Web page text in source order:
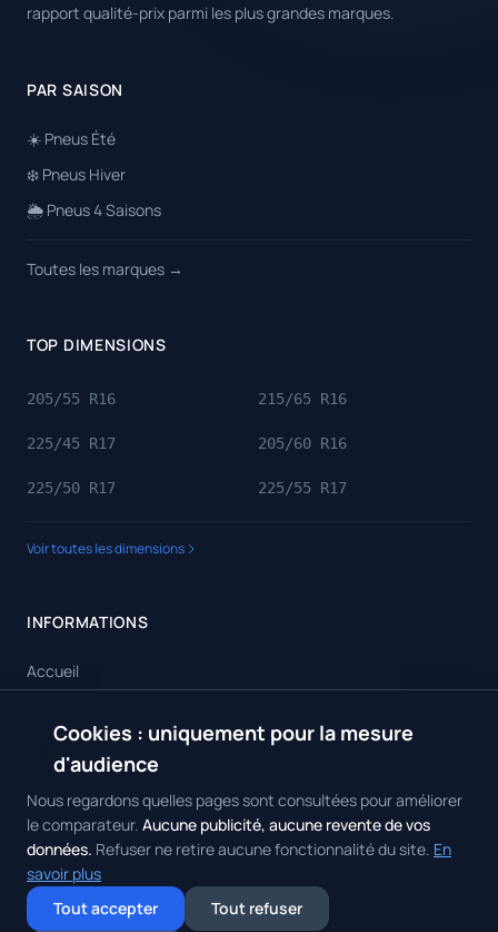
rapport qualité-prix parmi les plus grandes marques.
PAR SAISON
☀️ Pneus Été
❄️ Pneus Hiver
🌦️ Pneus 4 Saisons
Toutes les marques →
TOP DIMENSIONS
205/55 R16 215/65 R16
225/45 R17 205/60 R16
225/50 R17 225/55 R17
Voir toutes les dimensions
INFORMATIONS
Accueil
Toutes les marques
Contact
© 2026 Achat Pneus. Tous droits réservés.Mentions Légales
de Confidentialité
Contact
Cookies : uniquement pour la mesure
d'audience
Nous regardons quelles pages sont consultées pour améliorer
le comparateur. Aucune publicité, aucune revente de vos
données. Refuser ne retire aucune fonctionnalité du site. En
savoir plus
Tout accepter
Tout refuser